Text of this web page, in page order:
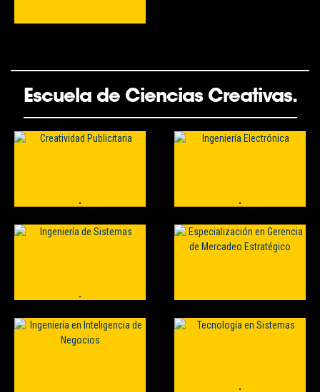
Escuela de Ciencias Creativas.